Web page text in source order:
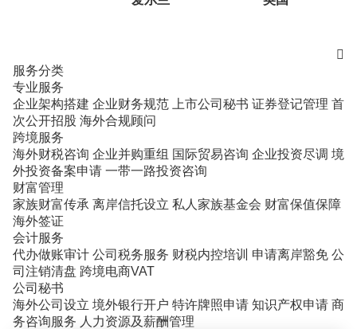

服务分类
专业服务
企业架构搭建 企业财务规范 上市公司秘书 证券登记管理 首
次公开招股 海外合规顾问
跨境服务
海外财税咨询 企业并购重组 国际贸易咨询 企业投资尽调 境
外投资备案申请 一带一路投资咨询
财富管理
家族财富传承 离岸信托设立 私人家族基金会 财富保值保障
海外签证
会计服务
代办做账审计 公司税务服务 财税内控培训 申请离岸豁免 公
司注销清盘 跨境电商VAT
公司秘书
海外公司设立 境外银行开户 特许牌照申请 知识产权申请 商
务咨询服务 人力资源及薪酬管理